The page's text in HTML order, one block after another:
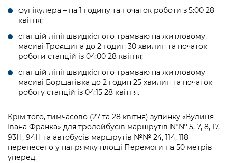
Річні звіти
Гендерна політика
Безбар'єрність
Київська міська військова адміністрація
Портал послуг
Міський застосунок Київ Цифровий
Публічні дашборди
фунікулера – на 1 годину та початок роботи з 5:00 28
квітня;
станцій лінії швидкісного трамваю на житловому
масиві Троєщина до 2 годин 30 хвилин та початок
роботи станцій із 04:00 28 квітня;
станцій лінії швидкісного трамваю на житловому
масиві Борщагівка до 2 годин 25 хвилин та початок
роботу станцій із 04:15 28 квітня.
Крім того, тимчасово (27 та 28 квітня) зупинку «Вулиця
Івана Франка» для тролейбусів маршрутів №№ 5, 7, 8, 17,
93Н, 94Н та автобусів маршрутів №№ 24, 114, 118
перенесено у напрямку площі Перемоги на 50 метрів
уперед.